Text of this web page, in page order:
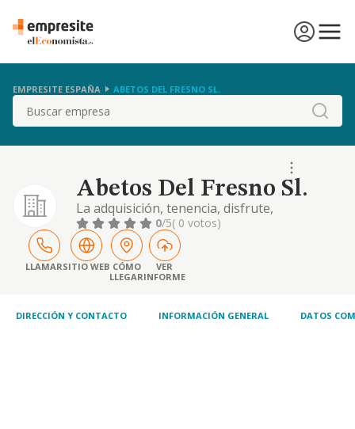
EMPRESITE ESPAÑA ABETOS DEL FRESNO SL.
Buscar
Abetos Del Fresno Sl.
La adquisición, tenencia, disfrute,
administración, arrendamiento, explotación
y enajenación de toda clase de fincas,
rústicas o urbanas, cualquiera que fuera su
naturaleza
0/5( 0 votos)
LLAMARSITIO WEB CÓMO
LLEGAR
VER
INFORME
DIRECCIÓN Y CONTACTO INFORMACIÓN GENERAL DATOS